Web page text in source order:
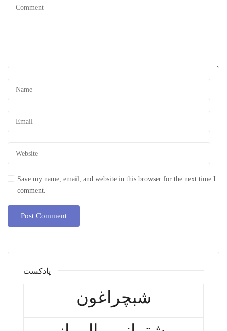
Save my name, email, and website in this browser for the next time I
comment.
پادکست
شبچراغون